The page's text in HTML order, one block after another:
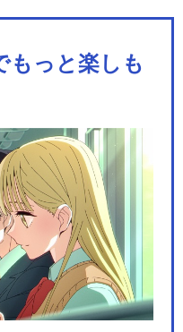
んしゃトーマス（シリー
しゃトーマス（シリー
）
んしゃトーマス（シリー
）
もっと楽しも